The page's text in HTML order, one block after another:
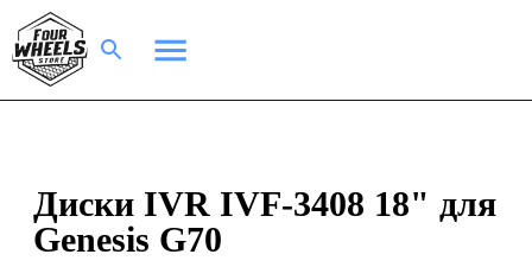
Диски IVR IVF-3408 18" для
Genesis G70